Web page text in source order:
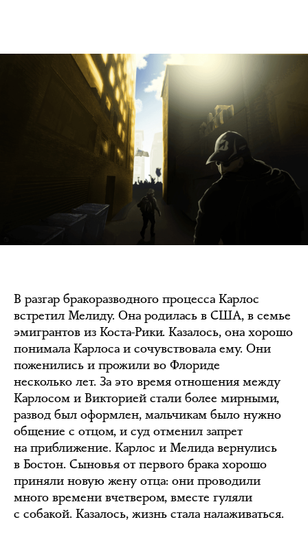
В разгар бракоразводного процесса Карлос
встретил Мелиду. Она родилась в США, в семье
эмигрантов из Коста-Рики. Казалось, она хорошо
понимала Карлоса и сочувствовала ему. Они
поженились и прожили во Флориде
несколько лет. За это время отношения между
Карлосом и Викторией стали более мирными,
развод был оформлен, мальчикам было нужно
общение с отцом, и суд отменил запрет
на приближение. Карлос и Мелида вернулись
в Бостон. Сыновья от первого брака хорошо
приняли новую жену отца: они проводили
много времени вчетвером, вместе гуляли
с собакой. Казалось, жизнь стала налаживаться.